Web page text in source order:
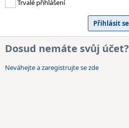
Trvalé přihlášení
Dosud nemáte svůj účet?
Neváhejte a zaregistrujte se zde